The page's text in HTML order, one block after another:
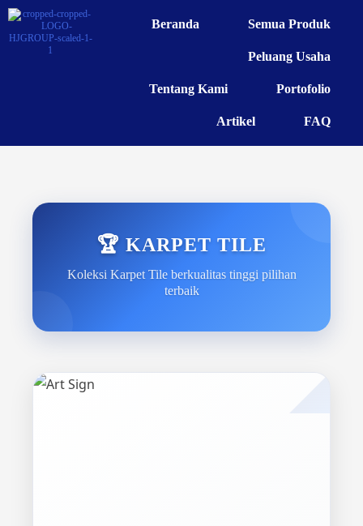
Beranda Semua Produk
Peluang Usaha
Tentang Kami Portofolio
Artikel FAQ
🏆 KARPET TILE
Koleksi Karpet Tile berkualitas tinggi pilihan
terbaik